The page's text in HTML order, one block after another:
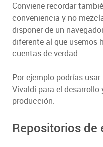
Conviene recordar
conveniencia y no
disponer de un
diferente al que usemos
cuentas de verdad.
Por ejemplo podrías
Vivaldi para el desarrollo
producción.
Repositorios de